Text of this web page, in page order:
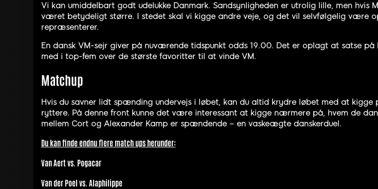
Vi kan umiddelbart godt udelukke Danmark. Sandsynligheden er utrolig lille, men hvis
været betydeligt større. I stedet skal vi kigge andre veje, og det vil selvfølgelig være
repræsenterer.
En dansk VM-sejr giver på nuværende tidspunkt odds 19.00. Det er oplagt at satse
med i top-fem over de største favoritter til at vinde VM.
Matchup
Hvis du savner lidt spænding undervejs i løbet, kan du altid krydre løbet med at
ryttere. På denne front kunne det være interessant at kigge nærmere på, hvem de
mellem Cort og Alexander Kamp er spændende – en vaskeægte danskerduel.
Du kan finde endnu flere match ups herunder:
Van Aert vs. Pogacar
Van der Poel vs. Alaphilippe